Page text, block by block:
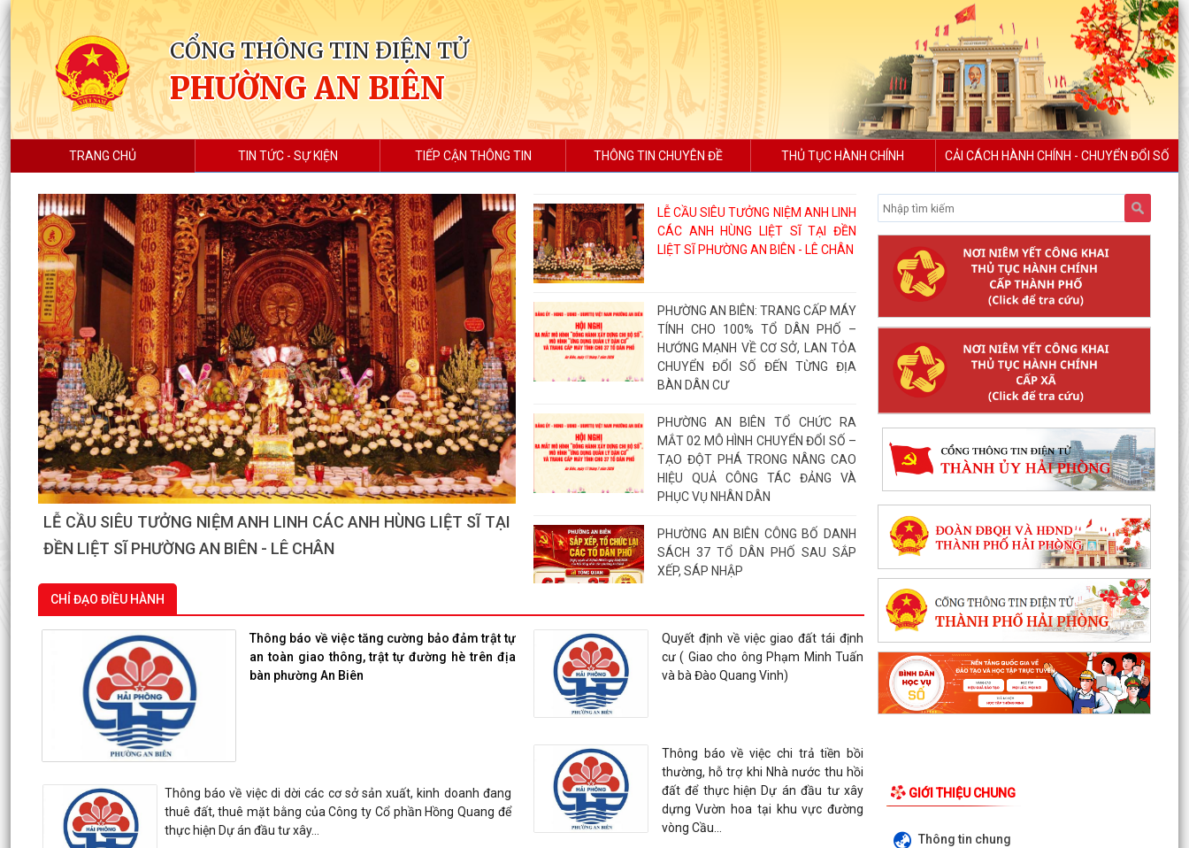
CỔNG THÔNG TIN ĐIỆN TỬ
PHƯỜNG AN BIÊN
TRANG CHỦ TIN TỨC - SỰ KIỆN TIẾP CẬN THÔNG TIN THÔNG TIN CHUYÊN ĐỀ THỦ TỤC HÀNH CHÍNH CẢI CÁCH HÀNH CHÍNH - CHUYỂN ĐỔI SỐ
PHƯỜNG AN BIÊN: TRANG CẤP MÁY TÍNH CHO 100% TỔ DÂN
PHỐ – HƯỚNG MẠNH VỀ CƠ SỞ, LAN TỎA CHUYỂN ĐỔI SỐ ĐẾN
LỄ CẦU SIÊU TƯỞNG NIỆM ANH LINH
CÁC ANH HÙNG LIỆT SĨ TẠI ĐỀN
LIỆT SĨ PHƯỜNG AN BIÊN - LÊ CHÂN
PHƯỜNG AN BIÊN: TRANG CẤP MÁY
TÍNH CHO 100% TỔ DÂN PHỐ –
HƯỚNG MẠNH VỀ CƠ SỞ, LAN TỎA
CHUYỂN ĐỔI SỐ ĐẾN TỪNG ĐỊA
BÀN DÂN CƯ
PHƯỜNG AN BIÊN TỔ CHỨC RA
MẮT 02 MÔ HÌNH CHUYỂN ĐỔI SỐ –
TẠO ĐỘT PHÁ TRONG NÂNG CAO
HIỆU QUẢ CÔNG TÁC ĐẢNG VÀ
PHỤC VỤ NHÂN DÂN
PHƯỜNG AN BIÊN CÔNG BỐ DANH
SÁCH 37 TỔ DÂN PHỐ SAU SẮP
XẾP, SÁP NHẬP
PHƯỜNG AN BIÊN CÔNG BỐ QUYẾT
ĐỊNH VỀ SẮP XẾP, TỔ CHỨC LẠI TỔ
DÂN PHỐ VÀ CÔNG TÁC CÁN BỘ TỔ
tổ chức thực hiện nhiệm vụ phòng
thủ dân sự năm 2025 và triển khai
công tác phòng thủ dân sự năm
2026
CHỈ ĐẠO ĐIỀU HÀNH
Thông báo về việc tăng cường bảo đảm trật tự
an toàn giao thông, trật tự đường hè trên địa
bàn phường An Biên
Thông báo về việc di dời các cơ sở sản xuất, kinh doanh đang
thuê đất, thuê mặt bằng của Công ty Cổ phần Hồng Quang để
thực hiện Dự án đầu tư xây...
Quyết định về việc giao đất tái định
cư ( Giao cho ông Phạm Minh Tuấn
và bà Đào Quang Vinh)
Thông báo về việc chi trả tiền bồi
thường, hỗ trợ khi Nhà nước thu hồi
đất để thực hiện Dự án đầu tư xây
dựng Vườn hoa tại khu vực đường
vòng Cầu...
GIỚI THIỆU CHUNG
Thông tin chung